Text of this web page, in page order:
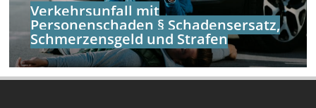
Verkehrsunfall mit
Personenschaden § Schadensersatz,
Schmerzensgeld und Strafen